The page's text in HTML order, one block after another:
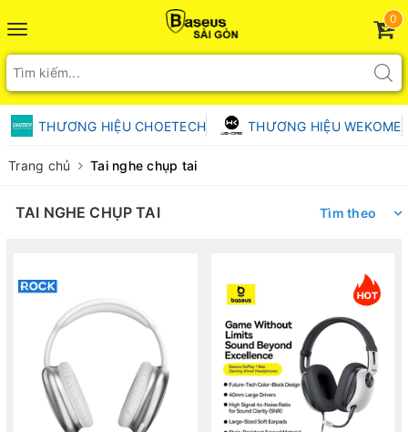
Toggle
navigation
0
THƯƠNG HIỆU CHOETECH THƯƠNG HIỆU WEKOME
Trang chủ Tai nghe chụp tai
TAI NGHE CHỤP TAI Tìm theo